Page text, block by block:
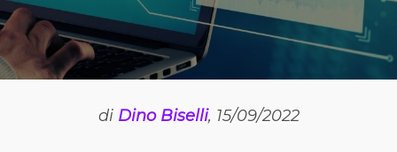
di Dino Biselli, 15/09/2022